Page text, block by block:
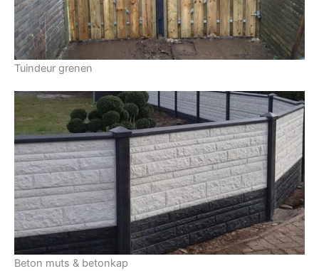
Tuindeur grenen
Beton muts & betonkap